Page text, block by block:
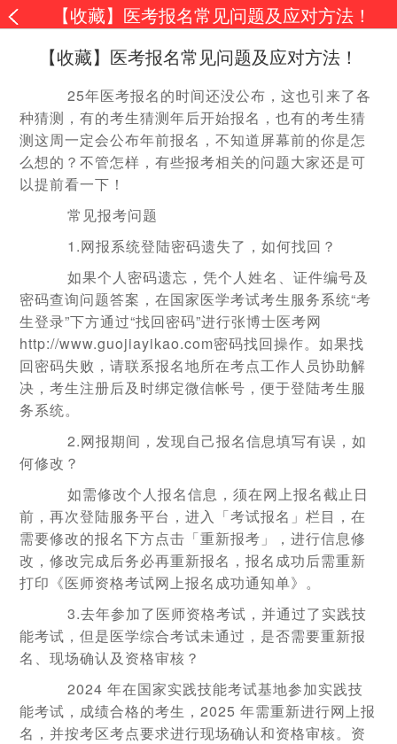
【收藏】医考报名常见问题及应对方法！
【收藏】医考报名常见问题及应对方法！
25年医考报名的时间还没公布，这也引来了各
种猜测，有的考生猜测年后开始报名，也有的考生猜
测这周一定会公布年前报名，不知道屏幕前的你是怎
么想的？不管怎样，有些报考相关的问题大家还是可
以提前看一下！
常见报考问题
1.网报系统登陆密码遗失了，如何找回？
如果个人密码遗忘，凭个人姓名、证件编号及
密码查询问题答案，在国家医学考试考生服务系统“考
生登录”下方通过“找回密码”进行张博士医考网
http://www.guojiayikao.com密码找回操作。如果找
回密码失败，请联系报名地所在考点工作人员协助解
决，考生注册后及时绑定微信帐号，便于登陆考生服
务系统。
2.网报期间，发现自己报名信息填写有误，如
何修改？
如需修改个人报名信息，须在网上报名截止日
前，再次登陆服务平台，进入「考试报名」栏目，在
需要修改的报名下方点击「重新报考」，进行信息修
改，修改完成后务必再重新报名，报名成功后需重新
打印《医师资格考试网上报名成功通知单》。
3.去年参加了医师资格考试，并通过了实践技
能考试，但是医学综合考试未通过，是否需要重新报
名、现场确认及资格审核？
2024 年在国家实践技能考试基地参加实践技
能考试，成绩合格的考生，2025 年需重新进行网上报
名，并按考区考点要求进行现场确认和资格审核。资